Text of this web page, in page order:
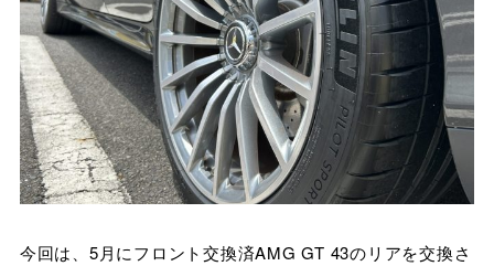
今回は、5月にフロント交換済AMG GT 43のリアを交換さ